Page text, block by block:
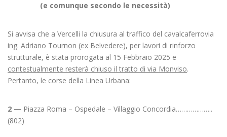
(e comunque secondo le necessità)
Si avvisa che a Vercelli la chiusura al traffico del cavalcaferrovia
ing. Adriano Tournon (ex Belvedere), per lavori di rinforzo
strutturale, è stata prorogata al 15 Febbraio 2025 e
contestualmente resterà chiuso il tratto di via Monviso.
Pertanto, le corse della Linea Urbana:
2 — Piazza Roma – Ospedale – Villaggio Concordia………………..
(802)